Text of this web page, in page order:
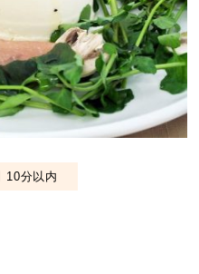
10分以内